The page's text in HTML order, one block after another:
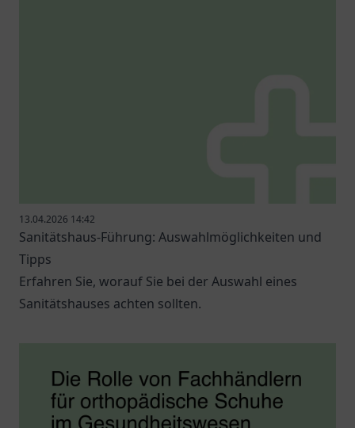
13.04.2026 14:42
Sanitätshaus-Führung: Auswahlmöglichkeiten und
Tipps
Erfahren Sie, worauf Sie bei der Auswahl eines
Sanitätshauses achten sollten.